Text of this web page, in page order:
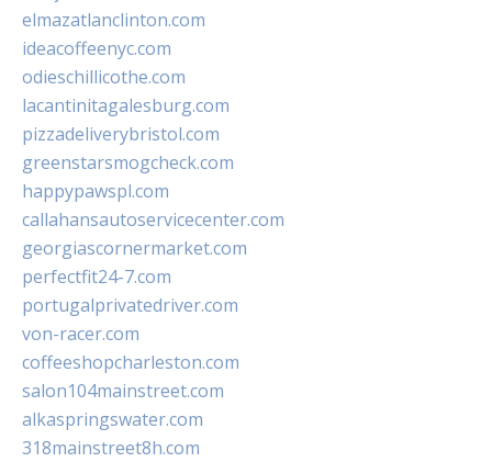
elmazatlanclinton.com
ideacoffeenyc.com
odieschillicothe.com
lacantinitagalesburg.com
pizzadeliverybristol.com
greenstarsmogcheck.com
happypawspl.com
callahansautoservicecenter.com
georgiascornermarket.com
perfectfit24-7.com
portugalprivatedriver.com
von-racer.com
coffeeshopcharleston.com
salon104mainstreet.com
alkaspringswater.com
318mainstreet8h.com